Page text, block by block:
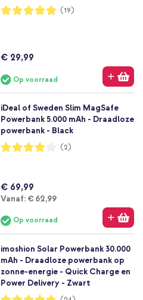
Waardering:
100%
(19)
€ 29,99
Op voorraad
iDeal of Sweden Slim MagSafe
Powerbank 5.000 mAh - Draadloze
powerbank - Black
Waardering:
80%
(2)
€ 69,99
Vanaf: Vanaf
€ 62,99
Op voorraad
imoshion Solar Powerbank 30.000
mAh - Draadloze powerbank op
zonne-energie - Quick Charge en
Power Delivery - Zwart